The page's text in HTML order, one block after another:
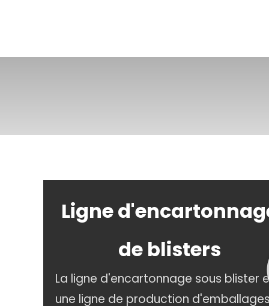
Ligne
de blisters
La ligne d'encartonnage sous blister
une ligne de production